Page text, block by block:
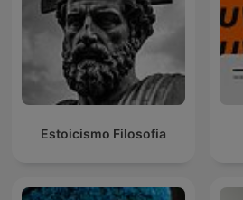
Estoicismo Filosofia